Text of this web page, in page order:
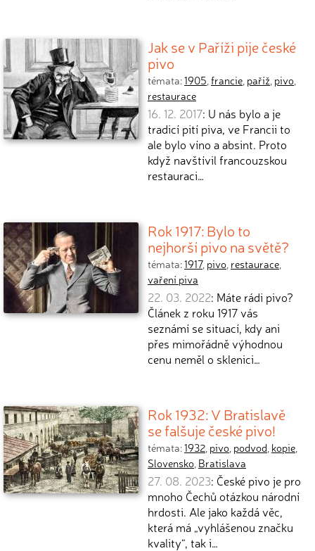
Jak se v Paříži pije české
pivo
témata:1905,francie, paříž, pivo,
restaurace
16. 12. 2017: U nás bylo a je
tradicí pití piva, ve Francii to
ale bylo víno a absint. Proto
když navštívil francouzskou
restauraci…
Rok 1917: Bylo to
nejhorší pivo na světě?
témata:1917, pivo, restaurace,
vaření piva
22. 03. 2022: Máte rádi pivo?
Článek z roku 1917 vás
seznámí se situací, kdy ani
přes mimořádně výhodnou
cenu neměl o sklenici…
Rok 1932: V Bratislavě
se falšuje české pivo!
témata:1932, pivo, podvod, kopie,
Slovensko, Bratislava
27. 08. 2023: České pivo je pro
mnoho Čechů otázkou národní
hrdosti. Ale jako každá věc,
která má „vyhlášenou značku
kvality“, tak i…